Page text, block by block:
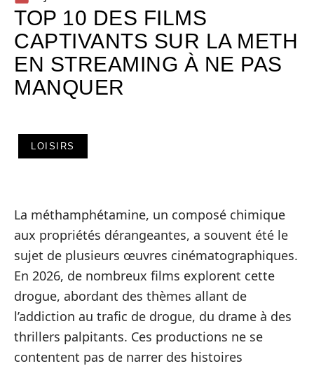
TOP 10 DES FILMS
CAPTIVANTS SUR LA METH
EN STREAMING À NE PAS
MANQUER
LOISIRS
La méthamphétamine, un composé chimique
aux propriétés dérangeantes, a souvent été le
sujet de plusieurs œuvres cinématographiques.
En 2026, de nombreux films explorent cette
drogue, abordant des thèmes allant de
l’addiction au trafic de drogue, du drame à des
thrillers palpitants. Ces productions ne se
contentent pas de narrer des histoires